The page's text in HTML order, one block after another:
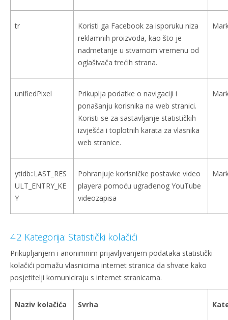
4.2 Kategorija: Statistički kolačići
Prikupljanjem i anonimnim prijavljivanjem podataka statistički
kolačići pomažu vlasnicima internet stranica da shvate kako
posjetitelji komuniciraju s internet stranicama.
Naziv kolačića Svrha
tr
Koristi ga Facebook za isporuku niza
reklamnih proizvoda, kao što je
nadmetanje u stvarnom vremenu od
oglašivača trećih strana.
unifiedPixel
Prikuplja podatke o navigaciji i
ponašanju korisnika na web stranici.
Koristi se za sastavljanje statističkih
izvješća i toplotnih karata za vlasnika
web stranice.
ytidb::LAST_RES
ULT_ENTRY_KE
Y
Pohranjuje korisničke postavke video
playera pomoću ugrađenog YouTube
videozapisa